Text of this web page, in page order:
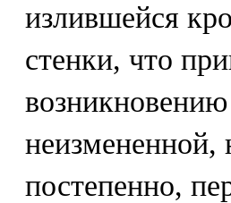
излившейся
стенки, что
неизмененной,
постепенно,